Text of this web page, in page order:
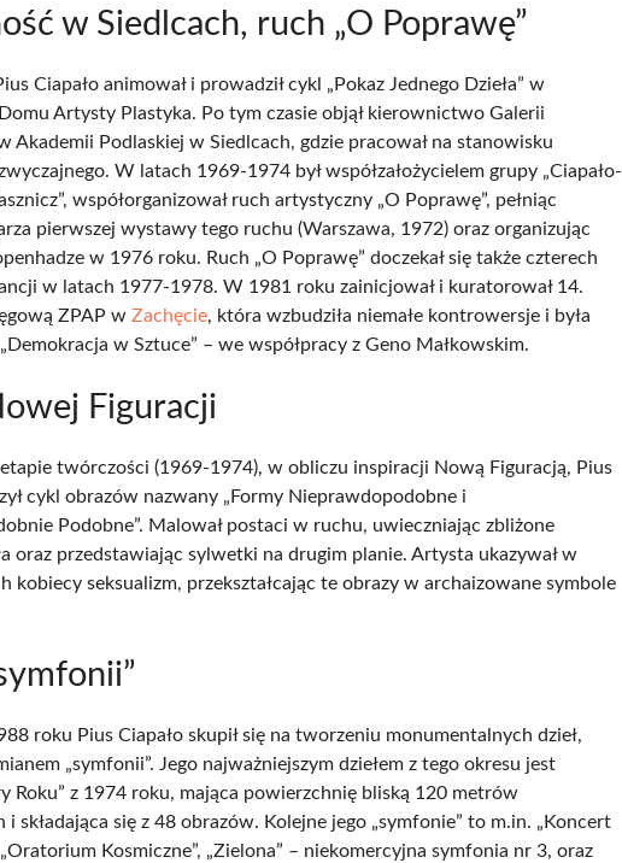
w Siedlcach, ruch „O Poprawę”
Ciapało animował i prowadził cykl „Pokaz Jednego Dzieła” w
Artysty Plastyka. Po tym czasie objął kierownictwo Galerii
Akademii Podlaskiej w Siedlcach, gdzie pracował na stanowisku
W latach 1969-1974 był współzałożycielem grupy „Ciapało-
współorganizował ruch artystyczny „O Poprawę”, pełniąc
pierwszej wystawy tego ruchu (Warszawa, 1972) oraz organizując
w 1976 roku. Ruch „O Poprawę” doczekał się także czterech
w latach 1977-1978. W 1981 roku zainicjował i kuratorował 14.
ZPAP wZachęcie, która wzbudziła niemałe kontrowersje i była
w Sztuce” – we współpracy z Geno Małkowskim.
Figuracji
twórczości (1969-1974), w obliczu inspiracji Nową Figuracją, Pius
cykl obrazów nazwany „Formy Nieprawdopodobne i
Podobne”. Malował postaci w ruchu, uwieczniając zbliżone
oraz przedstawiając sylwetki na drugim planie. Artysta ukazywał w
kobiecy seksualizm, przekształcając te obrazy w archaizowane symbole
roku Pius Ciapało skupił się na tworzeniu monumentalnych dzieł,
„symfonii”. Jego najważniejszym dziełem z tego okresu jest
Roku” z 1974 roku, mająca powierzchnię bliską 120 metrów
składająca się z 48 obrazów. Kolejne jego „symfonie” to m.in. „Koncert
Kosmiczne”, „Zielona” – niekomercyjna symfonia nr 3, oraz